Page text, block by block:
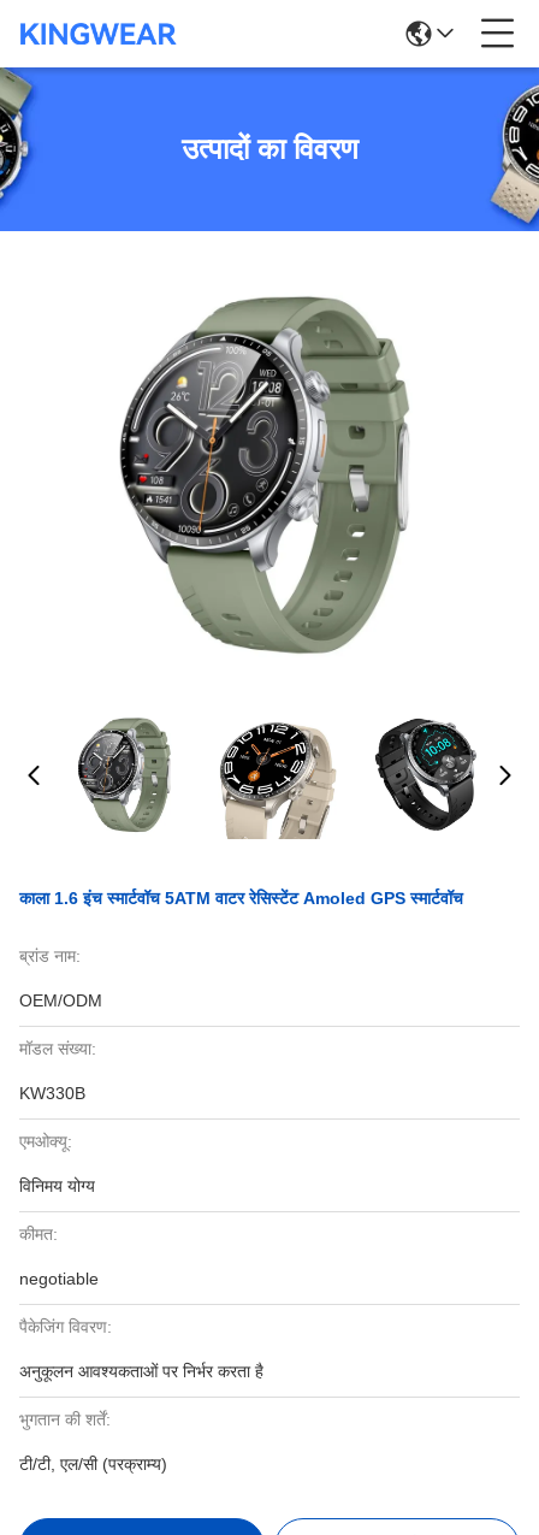
उत्पादों का विवरण
काला 1.6 इंच स्मार्टवॉच 5ATM वाटर रेसिस्टेंट Amoled GPS स्मार्टवॉच
ब्रांड नाम:
OEM/ODM
मॉडल संख्या:
KW330B
एमओक्यू:
विनिमय योग्य
कीमत:
negotiable
पैकेजिंग विवरण:
अनुकूलन आवश्यकताओं पर निर्भर करता है
भुगतान की शर्तें:
टी/टी, एल/सी (परक्राम्य)